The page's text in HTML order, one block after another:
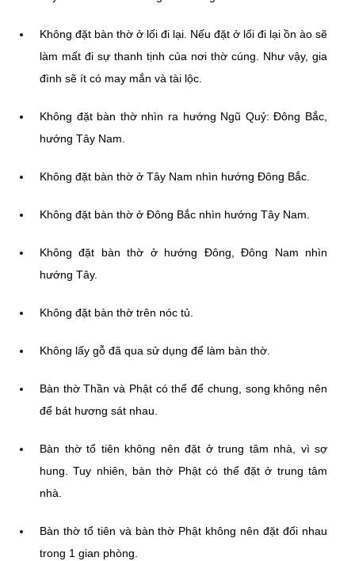
Không đặt bàn thờ ở lối đi lại. Nếu đặt ở lối đi lại ồn ào sẽ
làm mất đi sự thanh tịnh của nơi thờ cúng. Như vậy, gia
đình sẽ ít có may mắn và tài lộc.
Không đặt bàn thờ nhìn ra hướng Ngũ Quỷ: Đông Bắc,
hướng Tây Nam.
Không đặt bàn thờ ở Tây Nam nhìn hướng Đông Bắc.
Không đặt bàn thờ ở Đông Bắc nhìn hướng Tây Nam.
Không đặt bàn thờ ở hướng Đông, Đông Nam nhìn
hướng Tây.
Không đặt bàn thờ trên nóc tủ.
Không lấy gỗ đã qua sử dụng để làm bàn thờ.
Bàn thờ Thần và Phật có thể để chung, song không nên
để bát hương sát nhau.
Bàn thờ tổ tiên không nên đặt ở trung tâm nhà, vì sợ
hung. Tuy nhiên, bàn thờ Phật có thể đặt ở trung tâm
nhà.
Bàn thờ tổ tiên và bàn thờ Phật không nên đặt đối nhau
trong 1 gian phòng.